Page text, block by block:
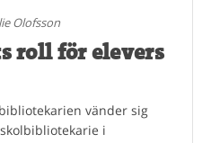
Olofsson
roll för elevers
vänder sig
i